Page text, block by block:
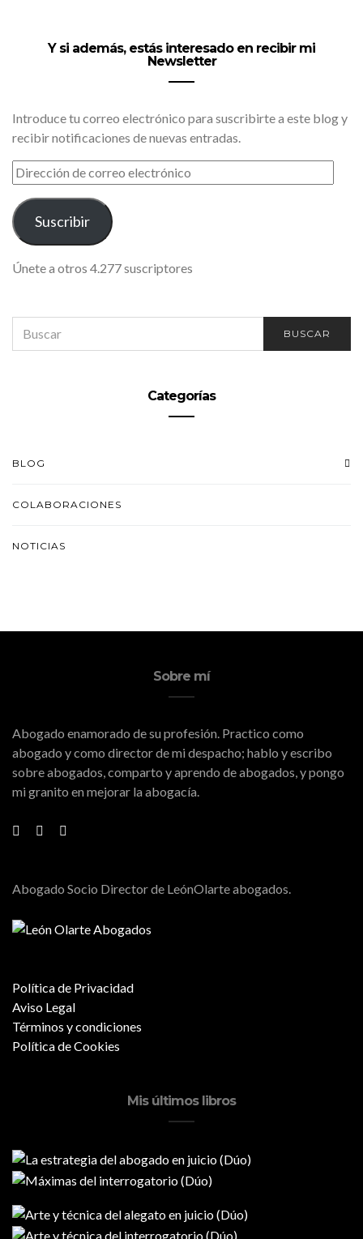
Y si además, estás interesado en recibir mi
Newsletter
Introduce tu correo electrónico para suscribirte a este blog y
recibir notificaciones de nuevas entradas.
DIRECCIÓN
DE
CORREO
ELECTRÓNICO
Suscribir
Únete a otros 4.277 suscriptores
FOR:
BUSCAR
Categorías
BLOG
COLABORACIONES
NOTICIAS
Sobre mí
Abogado enamorado de su profesión. Practico como
abogado y como director de mi despacho; hablo y escribo
sobre abogados, comparto y aprendo de abogados, y pongo
mi granito en mejorar la abogacía.
Abogado Socio Director de LeónOlarte abogados.
Política de Privacidad
Aviso Legal
Términos y condiciones
Política de Cookies
Mis últimos libros